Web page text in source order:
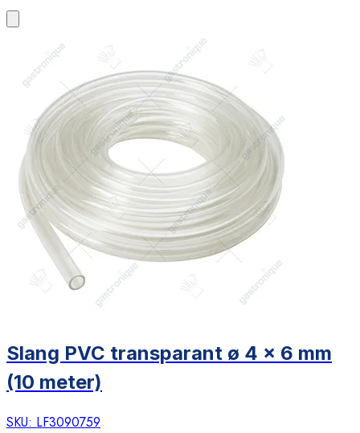
Slang PVC transparant ø 4 x 6 mm
(10 meter)
SKU: LF3090759